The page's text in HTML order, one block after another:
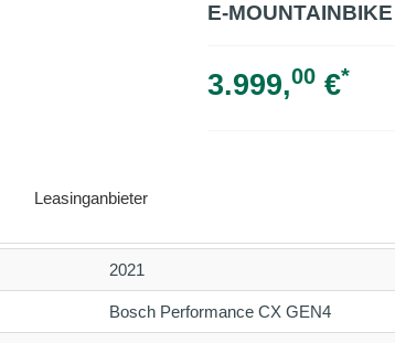
E-MOUNTAINBIKE
3.999,00€*
Leasinganbieter
2021
Bosch Performance CX GEN4